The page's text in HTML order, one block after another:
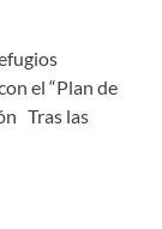
el “Plan de
Tras las